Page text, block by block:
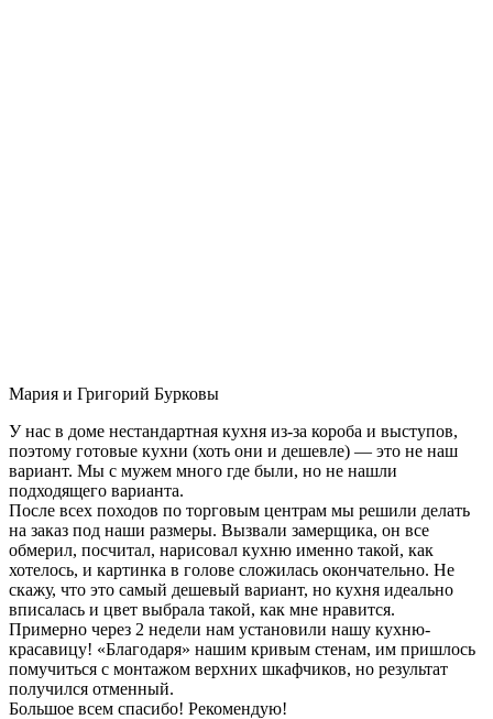
Мария и Григорий Бурковы
У нас в доме нестандартная кухня из-за короба и выступов,
поэтому готовые кухни (хоть они и дешевле) — это не наш
вариант. Мы с мужем много где были, но не нашли
подходящего варианта.
После всех походов по торговым центрам мы решили делать
на заказ под наши размеры. Вызвали замерщика, он все
обмерил, посчитал, нарисовал кухню именно такой, как
хотелось, и картинка в голове сложилась окончательно. Не
скажу, что это самый дешевый вариант, но кухня идеально
вписалась и цвет выбрала такой, как мне нравится.
Примерно через 2 недели нам установили нашу кухню-
красавицу! «Благодаря» нашим кривым стенам, им пришлось
помучиться с монтажом верхних шкафчиков, но результат
получился отменный.
Большое всем спасибо! Рекомендую!